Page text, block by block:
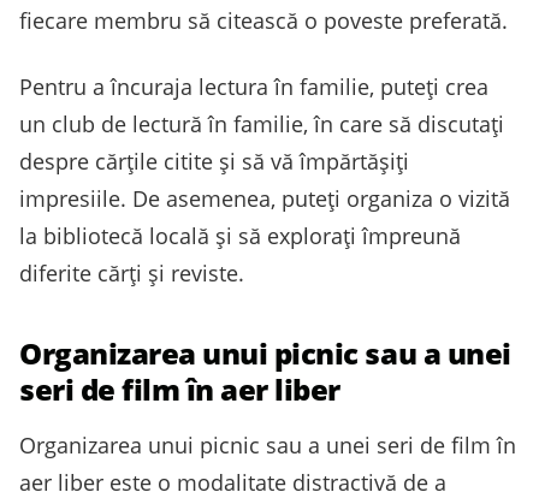
fiecare membru să citească o poveste preferată.
Pentru a încuraja lectura în familie, puteți crea
un club de lectură în familie, în care să discutați
despre cărțile citite și să vă împărtășiți
impresiile. De asemenea, puteți organiza o vizită
la bibliotecă locală și să explorați împreună
diferite cărți și reviste.
Organizarea unui picnic sau a unei
seri de film în aer liber
Organizarea unui picnic sau a unei seri de film în
aer liber este o modalitate distractivă de a